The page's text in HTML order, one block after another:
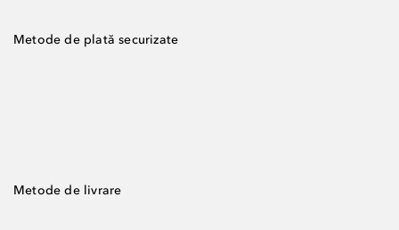
Metode de plată securizate
Metode de livrare